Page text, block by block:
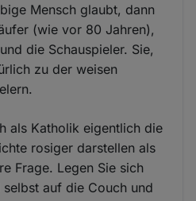
Mensch glaubt, dann
(wie vor 80 Jahren),
die Schauspieler. Sie,
zu der weisen
als Katholik eigentlich die
rosiger darstellen als
Frage. Legen Sie sich
auf die Couch und